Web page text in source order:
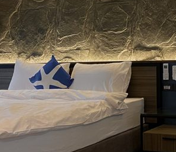
Trắng
Xanh
Nhân Tạo​
Máy